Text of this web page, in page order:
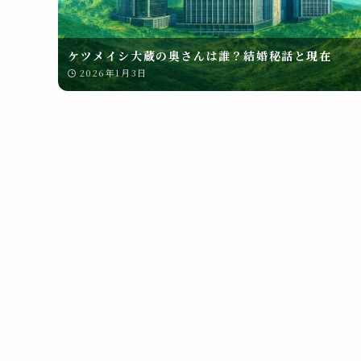
ケツメイシ大蔵の奥さんは誰？結婚秘話と現在
2026年1月3日